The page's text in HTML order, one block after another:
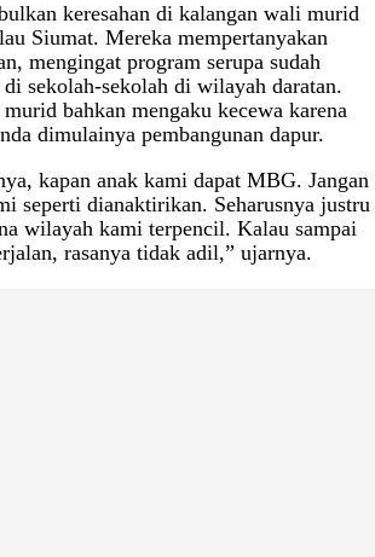
keresahan di kalangan wali murid
Siumat. Mereka mempertanyakan
mengingat program serupa sudah
sekolah-sekolah di wilayah daratan.
bahkan mengaku kecewa karena
dimulainya pembangunan dapur.
kapan anak kami dapat MBG. Jangan
seperti dianaktirikan. Seharusnya justru
wilayah kami terpencil. Kalau sampai
rasanya tidak adil,” ujarnya.